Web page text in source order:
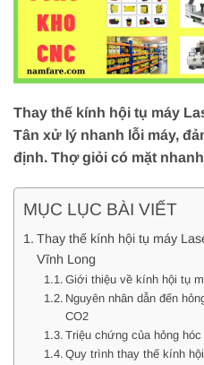
Thay thế kính hội tụ máy
Tân xử lý nhanh lỗi máy,
định. Thợ giỏi có mặt
MỤC LỤC BÀI VIẾT
Thay thế kính hội tụ máy
Vĩnh Long
Giới thiệu về kính hội tụ
Nguyên nhân dẫn đến
CO2
Triệu chứng của hỏng
Quy trình thay thế kính